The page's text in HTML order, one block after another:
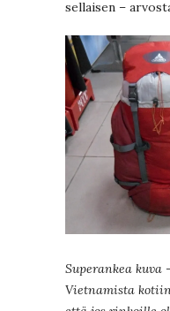
sellaisen –
Superankea kuva
Vietnamista